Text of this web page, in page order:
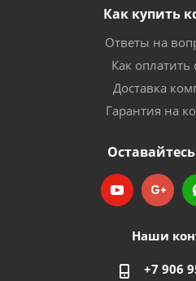
Как купить
Ответы на
Как оплатить
Доставка
Гарантия на
Наши
+7 906